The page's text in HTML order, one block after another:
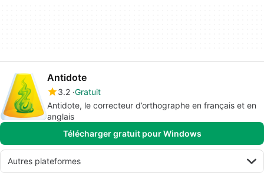
Antidote
3.2 Gratuit
Antidote, le correcteur d’orthographe en français et en
anglais
Télécharger gratuit pour Windows
Autres plateformes